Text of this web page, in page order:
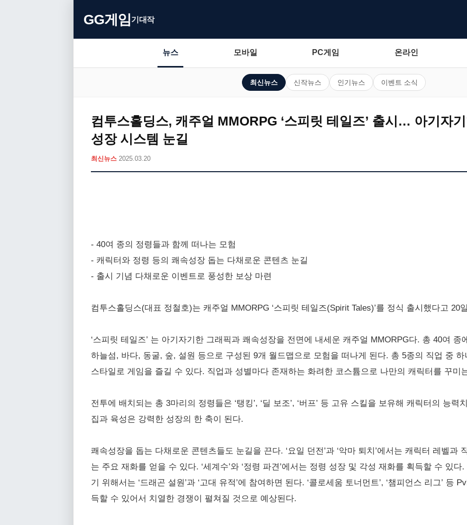
GG게임기대작
뉴스 모바일 PC게임 온라인
최신뉴스 신작뉴스 인기뉴스 이벤트 소식
컴투스홀딩스, 캐주얼 MMORPG ‘스피릿 테일즈’ 출시… 아기자
성장 시스템 눈길
최신뉴스 2025.03.20
- 40여 종의 정령들과 함께 떠나는 모험
- 캐릭터와 정령 등의 쾌속성장 돕는 다채로운 콘텐츠 눈길
- 출시 기념 다채로운 이벤트로 풍성한 보상 마련
컴투스홀딩스(대표 정철호)는 캐주얼 MMORPG ‘스피릿 테일즈(Spirit Tales)’를 정식 출시했다고 20
‘스피릿 테일즈’ 는 아기자기한 그래픽과 쾌속성장을 전면에 내세운 캐주얼 MMORPG다. 총 40여
하늘섬, 바다, 동굴, 숲, 설원 등으로 구성된 9개 월드맵으로 모험을 떠나게 된다. 총 5종의 직업 중
스타일로 게임을 즐길 수 있다. 직업과 성별마다 존재하는 화려한 코스튬으로 나만의 캐릭터를 꾸미
전투에 배치되는 총 3마리의 정령들은 ‘탱킹’, ‘딜 보조’, ‘버프’ 등 고유 스킬을 보유해 캐릭터의 능
집과 육성은 강력한 성장의 한 축이 된다.
쾌속성장을 돕는 다채로운 콘텐츠들도 눈길을 끈다. ‘요일 던전’과 ‘악마 퇴치’에서는 캐릭터 레벨과
는 주요 재화를 얻을 수 있다. ‘세계수’와 ‘정령 파견’에서는 정령 성장 및 각성 재화를 획득할 수 있다.
기 위해서는 ‘드래곤 설원’과 ‘고대 유적’에 참여하면 된다. ‘콜로세움 토너먼트’, ‘챔피언스 리그’ 등
득할 수 있어서 치열한 경쟁이 펼쳐질 것으로 예상된다.